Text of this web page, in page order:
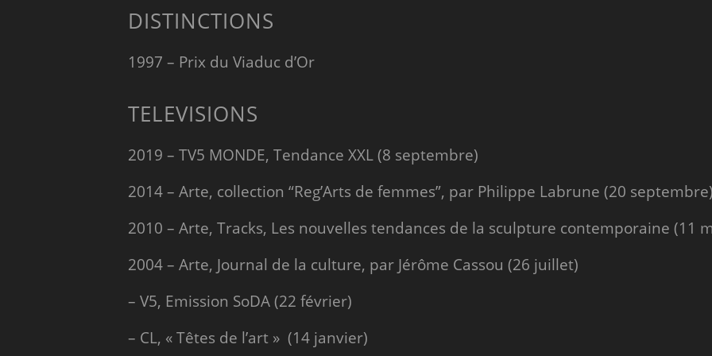
DISTINCTIONS
1997 – Prix du Viaduc d’Or
TELEVISIONS
2019 – TV5 MONDE, Tendance XXL (8 septembre)
2014 – Arte, collection “Reg’Arts de femmes”, par Philippe Labrune (20 septembre)
2010 – Arte, Tracks, Les nouvelles tendances de la sculpture contemporaine (11
2004 – Arte, Journal de la culture, par Jérôme Cassou (26 juillet)
– V5, Emission SoDA (22 février)
– CL, « Têtes de l’art » (14 janvier)